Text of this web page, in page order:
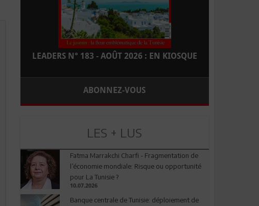
LEADERS N° 183 - AOÛT 2026 : EN KIOSQUE
ABONNEZ-VOUS
LES + LUS
Fatma Marrakchi Charfi - Fragmentation de
l’économie mondiale: Risque ou opportunité
pour La Tunisie ?
10.07.2026
Banque centrale de Tunisie: déploiement de